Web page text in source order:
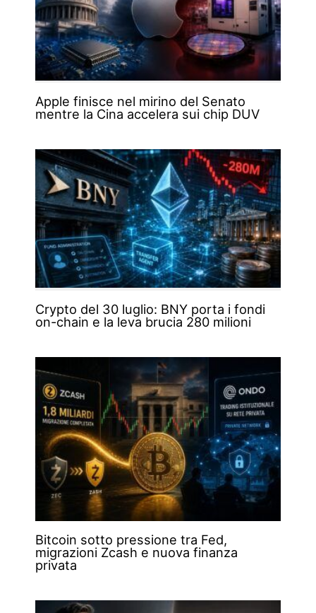
Apple finisce nel mirino del Senato
mentre la Cina accelera sui chip DUV
Crypto del 30 luglio: BNY porta i fondi
on-chain e la leva brucia 280 milioni
Bitcoin sotto pressione tra Fed,
migrazioni Zcash e nuova finanza
privata